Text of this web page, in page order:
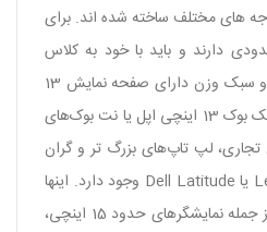
های مختلف ساخته شده اند. برای
دارند و باید با خود به کلاس
ببرند، لپ‌ تاپ‌های ‌قابل حمل و سبک وزن دارای صفحه ‌نمایش 13
اینچی یا کمتر هستند، مانند مک ‌بوک 13 اینچی اپل یا نت ‌بوک‌های
تجاری، لپ ‌تاپ‌های بزرگ‌ تر و گران
‌تری مانند Lenovo ThinkPad یا Dell Latitude وجود دارد. اینها
سریعتر و قدرتمندتر هستند، از جمله نمایشگرهای حدود 15 اینچی،